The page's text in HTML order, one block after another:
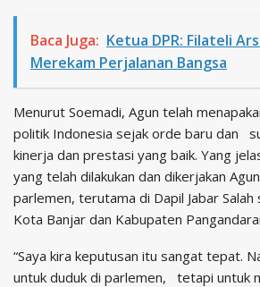
Baca Juga: Ketua DPR: Filateli
Merekam Perjalanan Bangsa
Menurut Soemadi, Agun telah
politik Indonesia sejak orde baru dan
kinerja dan prestasi yang baik. Yang
yang telah dilakukan dan dikerjakan
parlemen, terutama di Dapil Jabar
Kota Banjar dan Kabupaten
“Saya kira keputusan itu sangat tepat.
untuk duduk di parlemen, tetapi untuk